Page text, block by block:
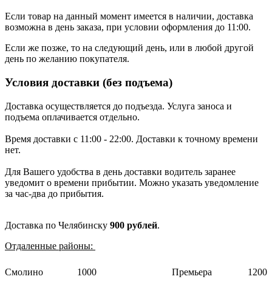
Если товар на данный момент имеется в наличии, доставка
возможна в день заказа, при условии оформления до 11:00.
Если же позже, то на следующий день, или в любой другой
день по желанию покупателя.
Условия доставки (без подъема)
Доставка осуществляется до подъезда. Услуга заноса и
подъема оплачивается отдельно.
Время доставки с 11:00 - 22:00. Доставки к точному времени
нет.
Для Вашего удобства в день доставки водитель заранее
уведомит о времени прибытии. Можно указать уведомление
за час-два до прибытия.
Доставка по Челябинску 900 рублей.
Отдаленные районы:
Смолино 1000 Премьера
1200